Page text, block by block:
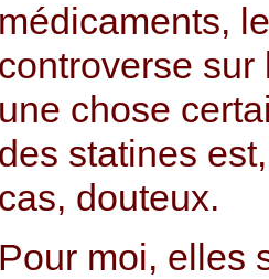
médicaments,
controverse
une chose
des statines
cas, douteux.
Pour moi, elles